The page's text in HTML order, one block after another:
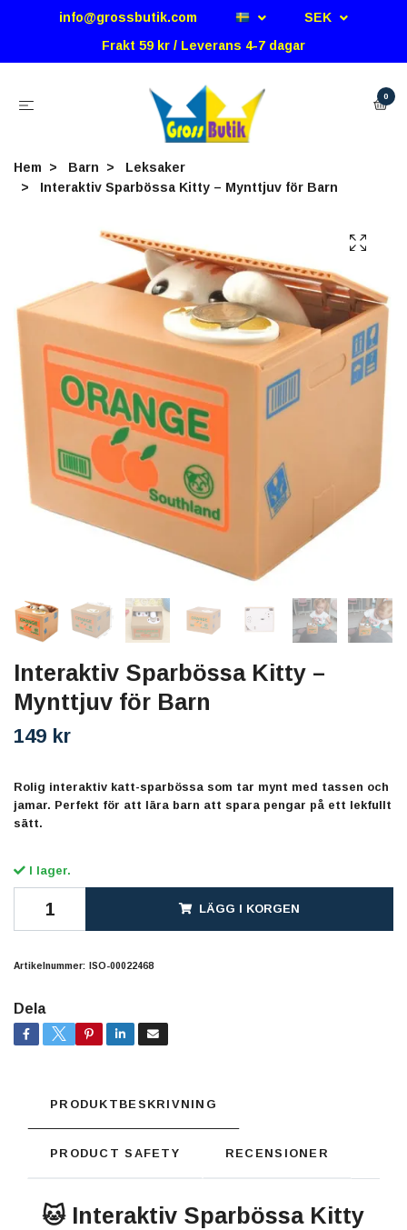
info@grossbutik.com
SEK
Frakt 59 kr / Leverans 4-7 dagar
0
Hem Barn
Leksaker
Interaktiv Sparbössa Kitty – Mynttjuv för Barn
Interaktiv Sparbössa Kitty –
Mynttjuv för Barn
149 kr
Rolig interaktiv katt-sparbössa som tar mynt med tassen och
jamar. Perfekt för att lära barn att spara pengar på ett lekfullt
sätt.
I lager.
LÄGG I KORGEN
Artikelnummer: ISO-00022468
Dela
PRODUKTBESKRIVNING
PRODUCT SAFETY RECENSIONER
🐱 Interaktiv Sparbössa Kitty